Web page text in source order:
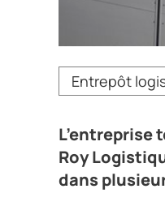
Crédit photo Le
Entrepôt
L’entreprise
Roy
dans